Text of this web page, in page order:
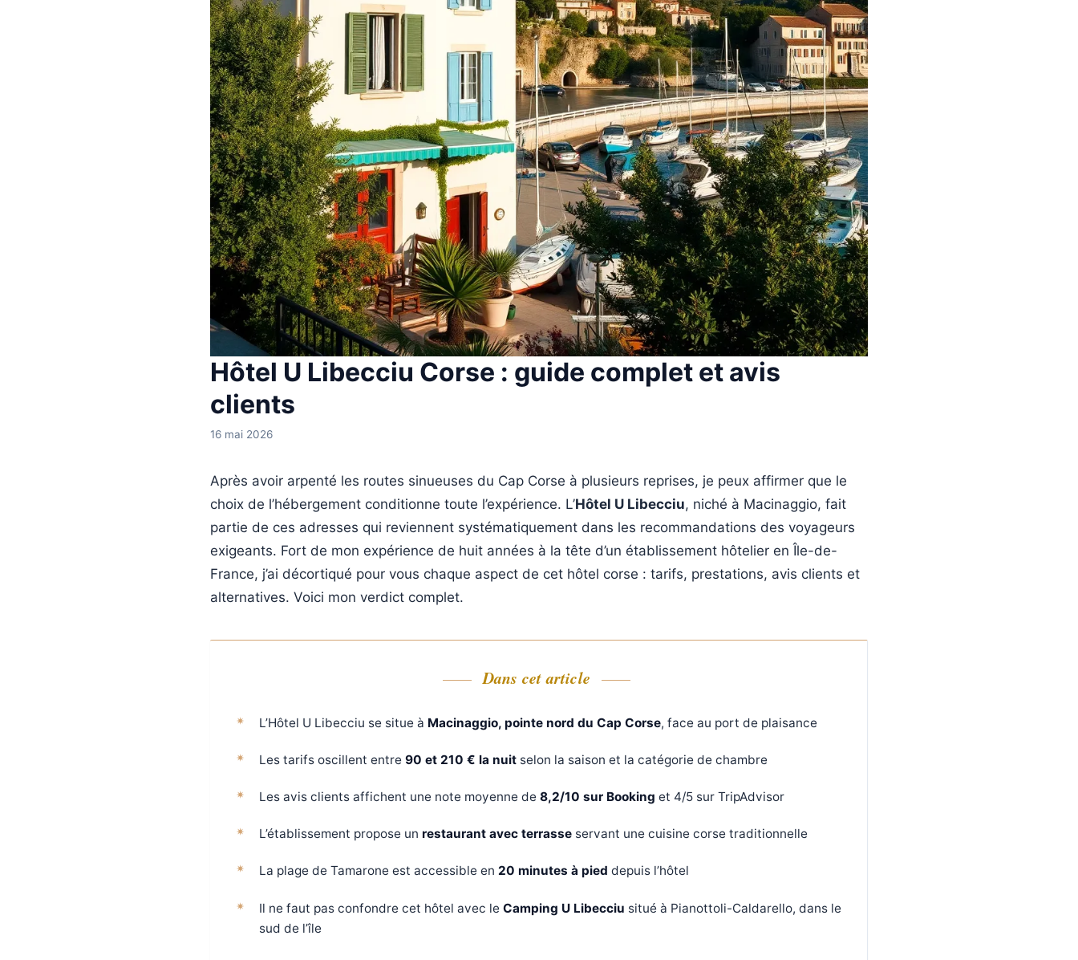
Hôtel U Libecciu Corse : guide complet et avis
clients
16 mai 2026
Après avoir arpenté les routes sinueuses du Cap Corse à plusieurs reprises, je peux affirmer que le
choix de l’hébergement conditionne toute l’expérience. L’Hôtel U Libecciu, niché à Macinaggio, fait
partie de ces adresses qui reviennent systématiquement dans les recommandations des voyageurs
exigeants. Fort de mon expérience de huit années à la tête d’un établissement hôtelier en Île-de-
France, j’ai décortiqué pour vous chaque aspect de cet hôtel corse : tarifs, prestations, avis clients et
alternatives. Voici mon verdict complet.
Dans cet article
L’Hôtel U Libecciu se situe à Macinaggio, pointe nord du Cap Corse, face au port de plaisance
Les tarifs oscillent entre 90 et 210 € la nuitselon la saison et la catégorie de chambre
Les avis clients affichent une note moyenne de 8,2/10 sur Booking et 4/5 sur TripAdvisor
L’établissement propose un restaurant avec terrasseservant une cuisine corse traditionnelle
La plage de Tamarone est accessible en 20 minutes à pied depuis l’hôtel
Il ne faut pas confondre cet hôtel avec le Camping U Libecciu situé à Pianottoli-Caldarello, dans le
sud de l’île